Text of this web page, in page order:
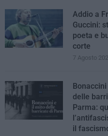
Addio a
Guccini:
poeta e
corte
7 Agosto
delle
Parma:
il